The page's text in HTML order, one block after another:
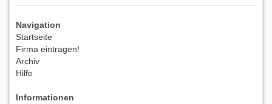
Navigation
Startseite
Firma eintragen!
Archiv
Hilfe
Informationen